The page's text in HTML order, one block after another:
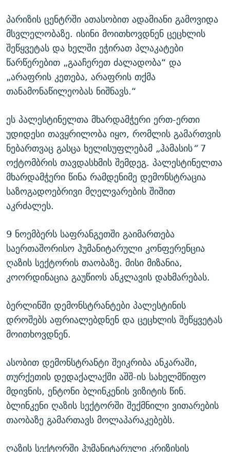
პარიზის ცენტრში ათასობით ადამიანი გამოვიდა
მსვლელობაზე. ისინი მოითხოვდნენ ცეცხლის
შეწყვეტას და ხელში ეჭირათ პლაკატები
წარწერებით „გააჩერეთ ძალადობა“ და
„არაფრის კეთება, არაფრის თქმა
თანამონაწილეობას ნიშნავს.“
ეს პალესტინელთა მხარდამჭერი ერთ-ერთი
უდიდესი თავყრილობა იყო, რომლის გამართვის
ნებართვაც გასცა ხელისუფლებამ „ჰამასის“7
ოქტომბრის თავდასხმის შემდეგ. პალესტინელთა
მხარდამჭერი წინა რამდენიმე დემონსტრაცია
საზოგადოებრივი მღელვარების შიშით
აკრძალეს.
9 ნოემბერს საფრანგეთში გაიმართება
საერთაშორისო ჰუმანიტარული კონფერენცია
ღაზის სექტორის თაობაზე. მისი მიზანია,
კოორდინაცია გაუწიოს ანკლავის დახმარებას.
ბერლინში დემონსტრანტები პალესტინის
დროშებს აფრიალებდნენ და ცეცხლის შეწყვეტას
მოითხოვდნენ.
ასობით დემონსტრანტი შეიკრიბა ანკარაში,
თურქეთის დედაქალაქში აშშ-ის სახელმწიფო
მდივნის, ენტონი ბლინკენის ვიზიტის წინ.
ბლინკენი ღაზის სექტორში შექმნილი ვითარების
თაობაზე გამართავს მოლაპარაკებებს.
ღაზის სექტორში ჰუმანიტარული კრიზისის